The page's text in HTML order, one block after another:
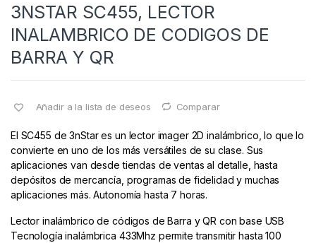
3NSTAR SC455, LECTOR
INALAMBRICO DE CODIGOS DE
BARRA Y QR
Añadir a la lista de deseos Comparar
El SC455 de 3nStar es un lector imager 2D inalámbrico, lo que lo
convierte en uno de los más versátiles de su clase. Sus
aplicaciones van desde tiendas de ventas al detalle, hasta
depósitos de mercancía, programas de fidelidad y muchas
aplicaciones más. Autonomía hasta 7 horas.
Lector inalámbrico de códigos de Barra y QR con base USB
Tecnología inalámbrica 433Mhz permite transmitir hasta 100